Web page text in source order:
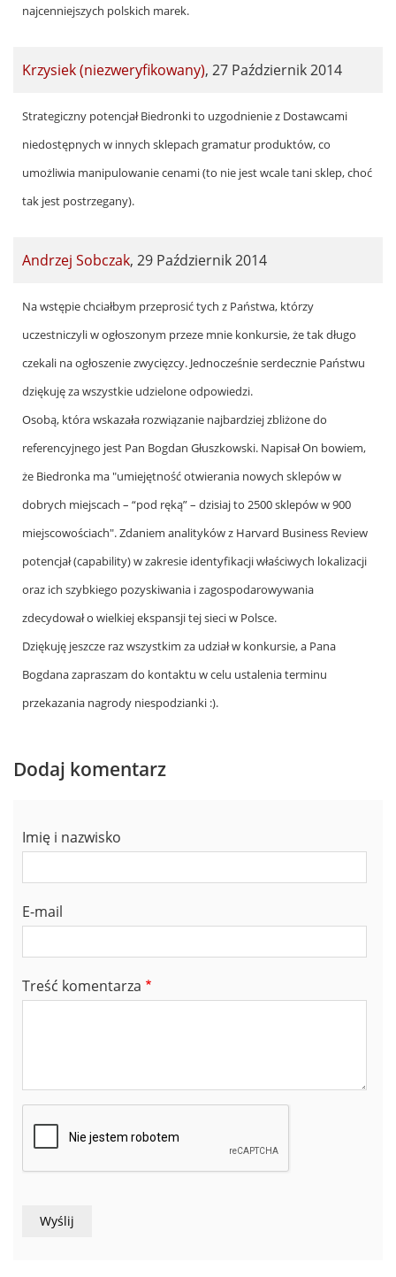
najcenniejszych polskich marek.
Krzysiek (niezweryfikowany), 27 Październik 2014
Strategiczny potencjał Biedronki to uzgodnienie z Dostawcami
niedostępnych w innych sklepach gramatur produktów, co
umożliwia manipulowanie cenami (to nie jest wcale tani sklep, choć
tak jest postrzegany).
Andrzej Sobczak, 29 Październik 2014
Na wstępie chciałbym przeprosić tych z Państwa, którzy
uczestniczyli w ogłoszonym przeze mnie konkursie, że tak długo
czekali na ogłoszenie zwycięzcy. Jednocześnie serdecznie Państwu
dziękuję za wszystkie udzielone odpowiedzi.
Osobą, która wskazała rozwiązanie najbardziej zbliżone do
referencyjnego jest Pan Bogdan Głuszkowski. Napisał On bowiem,
że Biedronka ma "umiejętność otwierania nowych sklepów w
dobrych miejscach – “pod ręką” – dzisiaj to 2500 sklepów w 900
miejscowościach". Zdaniem analityków z Harvard Business Review
potencjał (capability) w zakresie identyfikacji właściwych lokalizacji
oraz ich szybkiego pozyskiwania i zagospodarowywania
zdecydował o wielkiej ekspansji tej sieci w Polsce.
Dziękuję jeszcze raz wszystkim za udział w konkursie, a Pana
Bogdana zapraszam do kontaktu w celu ustalenia terminu
przekazania nagrody niespodzianki :).
Dodaj komentarz
Imię i nazwisko
E-mail
Treść komentarza